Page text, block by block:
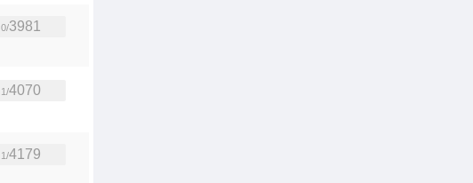
0/3981
1/4070
1/4179